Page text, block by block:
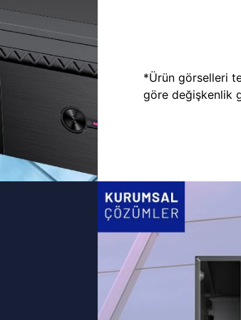
*Ürün görselleri
göre değişkenlik